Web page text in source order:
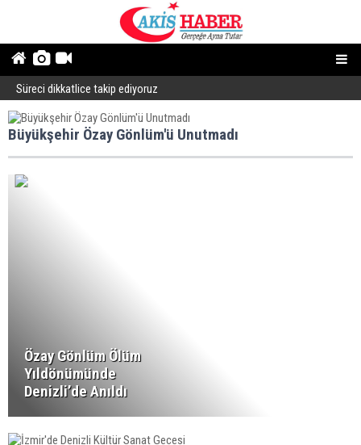
Süreci dikkatlice takip ediyoruz
Büyükşehir Özay Gönlüm'ü Unutmadı
Özay Gönlüm Ölüm
Yıldönümünde
Denizli’de Anıldı